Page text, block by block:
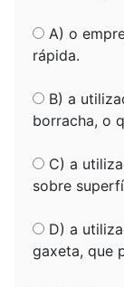
A) o
rápida.
B) a
borracha, o
C) a
sobre
D) a
gaxeta, que